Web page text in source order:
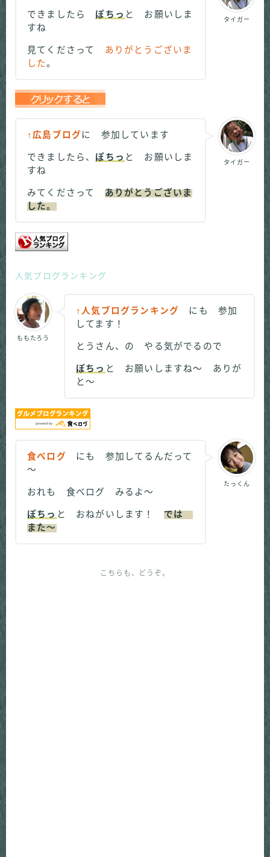
タイガー
できましたら ぽちっ と お願いしま
すね
見てくださって ありがとうございま
した。
タイガー
↑広島ブログに 参加しています
できましたら、 ぽちっ と お願いしま
すね
みてくださって ありがとうございま
した。
人気ブログランキング
ももたろう
↑人気ブログランキング
にも 参加
してます！
とうさん、の やる気がでるので
ぽちっ と お願いしますね～ ありが
と～
たっくん
食べログ
にも 参加してるんだって
～
おれも 食べログ みるよ～
ぽちっ と おねがいします！ では
また～
こちらも、どうぞ。